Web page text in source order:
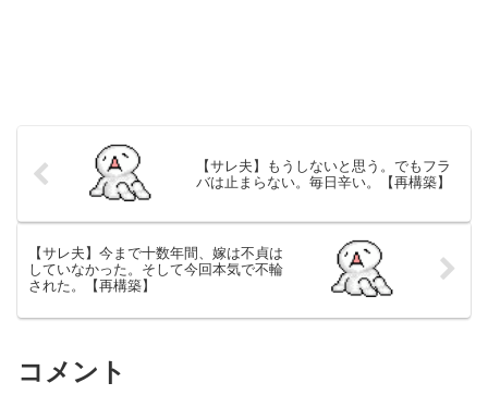
【サレ夫】もうしないと思う。でもフラ
バは止まらない。毎日辛い。【再構築】
【サレ夫】今まで十数年間、嫁は不貞は
していなかった。そして今回本気で不輪
された。【再構築】
コメント